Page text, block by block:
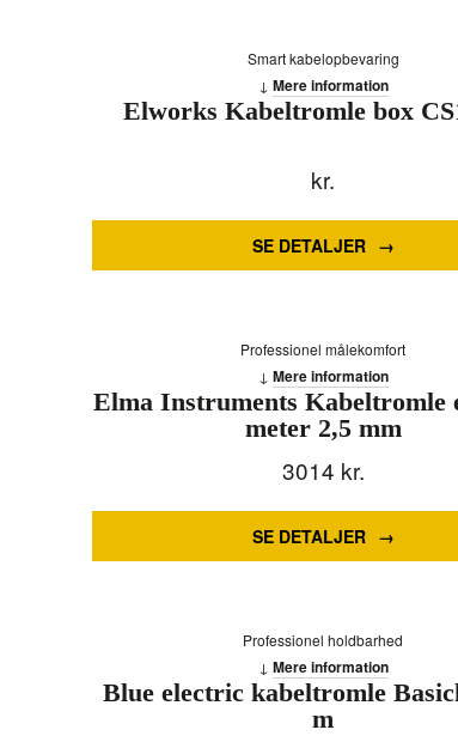
Smart kabelopbevaring
Elworks Kabeltromle box
kr.
SE DETALJER
Mere information
Professionel målekomfort
Elma Instruments Kabeltromle
meter 2,5 mm
3014 kr.
SE DETALJER
Mere information
Professionel holdbarhed
Blue electric kabeltromle
m
Mere information